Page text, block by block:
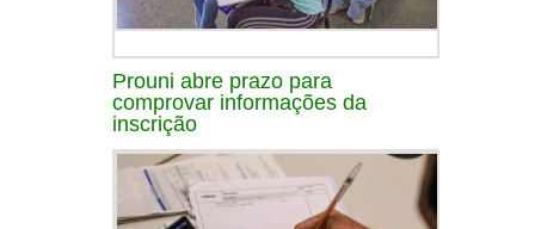
Prouni abre prazo para
comprovar informações da
inscrição